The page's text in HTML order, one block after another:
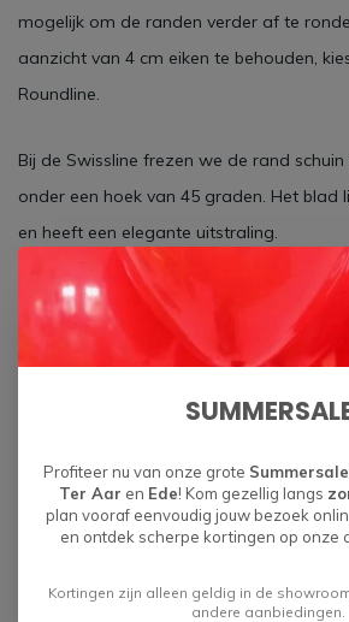
mogelijk om de randen verder af te
aanzicht van 4 cm eiken te behouden,
Roundline.
Bij de Swissline frezen we de rand
onder een hoek van 45 graden. Het blad
en heeft een elegante uitstraling.
De trend van nu zijn organische en
Softline combineer je de elegante
rand met een afgeronde rand aan de
voelt rond aan zonder scherpe hoeken.
Profiteer nu van onze grote Summersale
Ter Aar en Ede! Kom gezellig langs
plan vooraf eenvoudig jouw bezoek
en ontdek scherpe kortingen op onze
Kortingen zijn alleen geldig in de
andere aanbiedingen.